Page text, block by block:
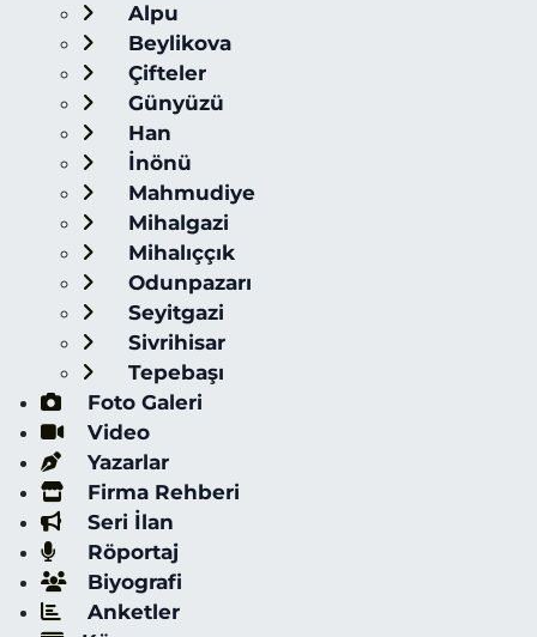
Alpu
Beylikova
Çifteler
Günyüzü
Han
İnönü
Mahmudiye
Mihalgazi
Mihalıççık
Odunpazarı
Seyitgazi
Sivrihisar
Tepebaşı
Foto Galeri
Video
Yazarlar
Firma Rehberi
Seri İlan
Röportaj
Biyografi
Anketler